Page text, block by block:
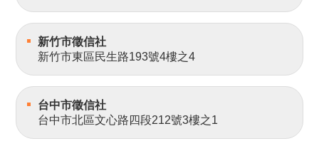
新竹市徵信社
新竹市東區民生路193號4樓之4
台中市徵信社
台中市北區文心路四段212號3樓之1